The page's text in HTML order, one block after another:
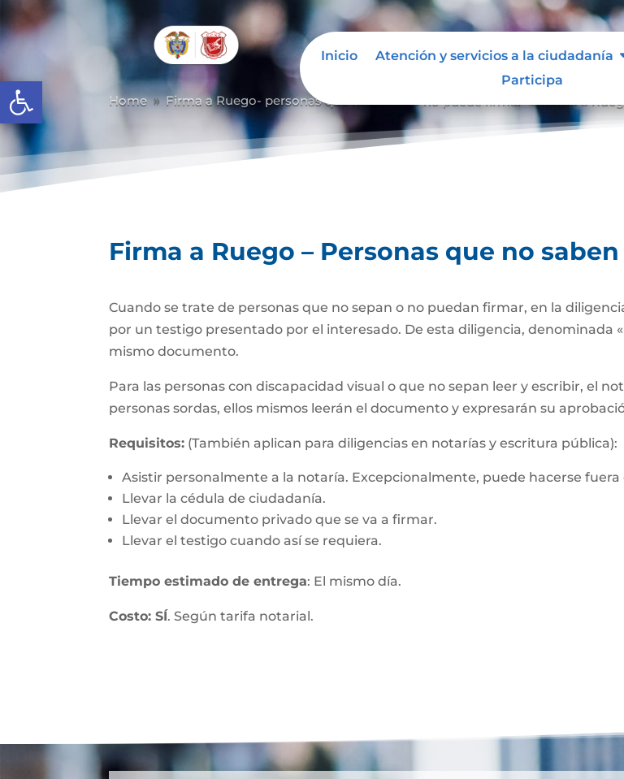
Abrir barra de herramientas
Inicio Atención y servicios a la ciudadanía
Participa
Home 9 Firma a Ruego- personas que no saben o no puede firmar Firma a
Firma a Ruego – Personas que no
Cuando se trate de personas que no sepan o no puedan firmar, en la
por un testigo presentado por el interesado. De esta diligencia, denominada
mismo documento.
Para las personas con discapacidad visual o que no sepan leer y escribir, el
personas sordas, ellos mismos leerán el documento y expresarán su
Requisitos: (También aplican para diligencias en notarías y escritura pública):
Asistir personalmente a la notaría. Excepcionalmente, puede hacerse
Llevar la cédula de ciudadanía.
Llevar el documento privado que se va a firmar.
Llevar el testigo cuando así se requiera.
Tiempo estimado de entrega: El mismo día.
Costo: SÍ. Según tarifa notarial.